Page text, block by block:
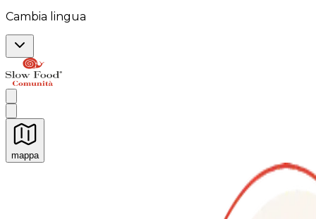
Cambia lingua
mappa
Esperienze culinarie indimenticabili: Esperienze